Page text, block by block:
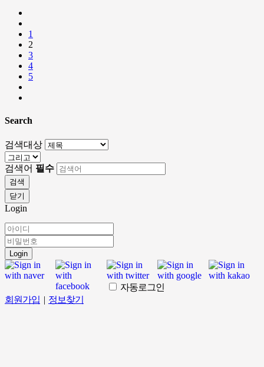
1
2
3
4
5
Search
검색대상
검색어 필수
검색
닫기
Login
Login
자동로그인
회원가입 | 정보찾기